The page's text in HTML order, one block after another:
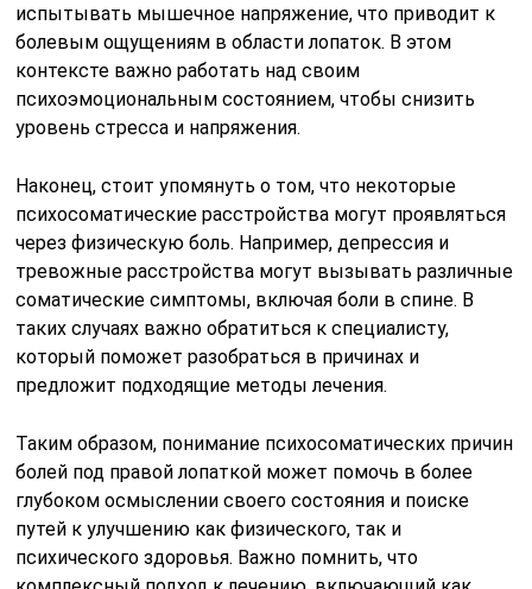
испытывать мышечное напряжение, что приводит к
болевым ощущениям в области лопаток. В этом
контексте важно работать над своим
психоэмоциональным состоянием, чтобы снизить
уровень стресса и напряжения.
Наконец, стоит упомянуть о том, что некоторые
психосоматические расстройства могут проявляться
через физическую боль. Например, депрессия и
тревожные расстройства могут вызывать различные
соматические симптомы, включая боли в спине. В
таких случаях важно обратиться к специалисту,
который поможет разобраться в причинах и
предложит подходящие методы лечения.
Таким образом, понимание психосоматических причин
болей под правой лопаткой может помочь в более
глубоком осмыслении своего состояния и поиске
путей к улучшению как физического, так и
психического здоровья. Важно помнить, что